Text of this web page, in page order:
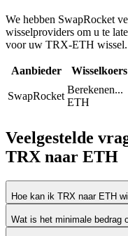
We hebben SwapRocket
wisselproviders om u te
voor uw TRX-ETH wissel.
Aanbieder Wisselkoers
SwapRocket
Berekenen...
ETH
Veelgestelde
TRX naar ETH
Hoe kan ik TRX naar ETH
Wat is het minimale bedrag